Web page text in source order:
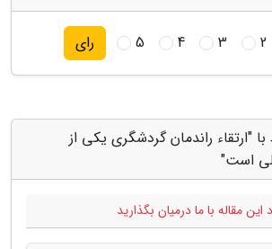
2
3
4
5 رای
"ارتقاء راندمان گردشگری یکی از
است"
مقاله با ما درمیان بگذارید